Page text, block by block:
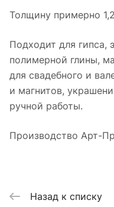
Толщину примерно
Подходит для гипса,
полимерной глины,
для свадебного и
и магнитов,
ручной работы.
Производство Арт-
Назад к списку